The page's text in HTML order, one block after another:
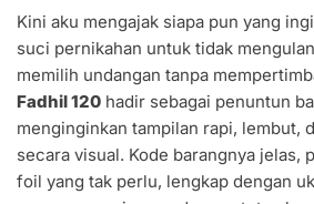
Kini aku mengajak siapa pun yang
suci pernikahan untuk tidak
memilih undangan tanpa
Fadhil 120 hadir sebagai penuntun
menginginkan tampilan rapi, lembut,
secara visual. Kode barangnya jelas,
foil yang tak perlu, lengkap dengan